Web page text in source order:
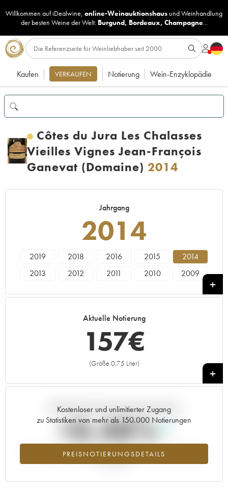
Willkommen auf iDealwine, online-Weinauktionshaus undWeinhandlung
der besten Weine der Welt: Burgund, Bordeaux, Champagne...
Kaufen VERKAUFEN Notierung Wein-Enzyklopädie
Côtes du Jura Les Chalasses
Vieilles Vignes Jean-François
Ganevat (Domaine) 2014
Jahrgang
2014
2019 2018 2016 2015
2014
2013
2012 2011 2010
2009
Aktuelle Notierung
157€
(Größe 0,75 Liter)
+
Kostenloser und unlimitierter Zugang
zu Statistiken von mehr als 150.000 Notierungen
PREISNOTIERUNGSDETAILS
Aktuelle Entwicklung der Preisnotierung
+0.48%
Preisanstiegs des Jahrgangs 2014 im Jahr 2026 im Vergleich zum